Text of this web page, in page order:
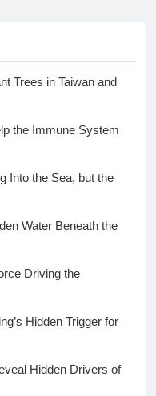
旧玻纤升级再造工
布|瑞士创新100强
着两个大招
用户们上强度了
人首证倒计时
核团队已下线
消化系统”
研究
孵化
筑平台科创飞地引人
端求学路
东沿海
灾资金21.54亿元
”
Trees in Taiwan and
the Immune System
Into the Sea, but the
Water Beneath the
Driving the
Hidden Trigger for
Hidden Drivers of